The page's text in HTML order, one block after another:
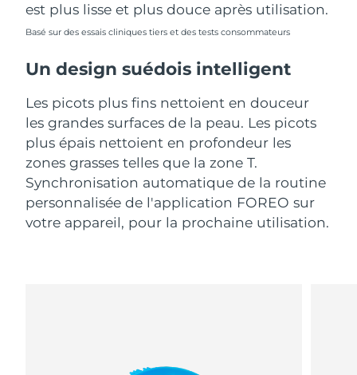
est plus lisse et plus douce après utilisation.
Basé sur des essais cliniques tiers et des tests consommateurs
Un design suédois intelligent
Les picots plus fins nettoient en douceur
les grandes surfaces de la peau. Les picots
plus épais nettoient en profondeur les
zones grasses telles que la zone T.
Synchronisation automatique de la routine
personnalisée de l'application FOREO sur
votre appareil, pour la prochaine utilisation.